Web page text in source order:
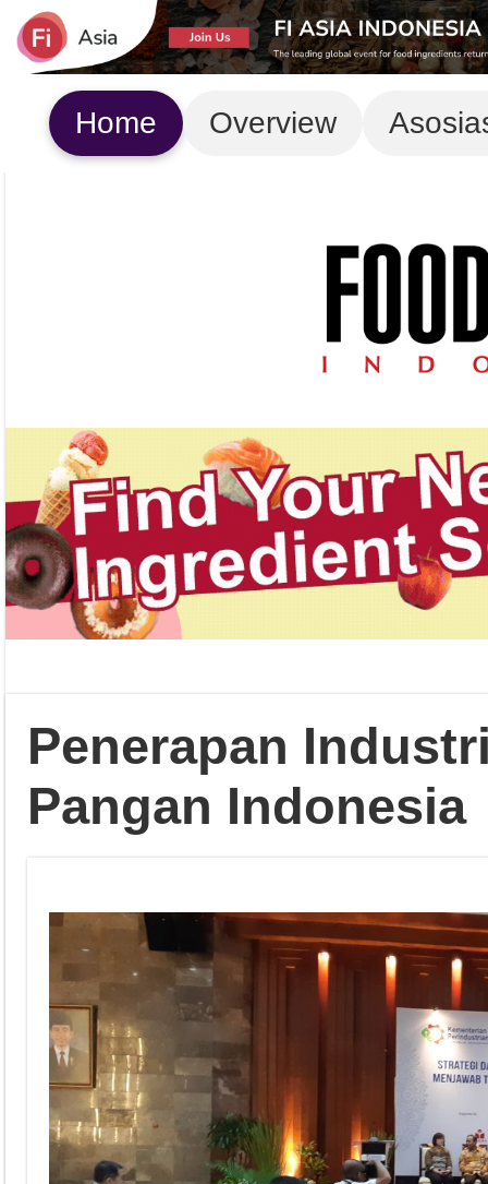
Home Overview
Penerapan
Pangan Indonesia